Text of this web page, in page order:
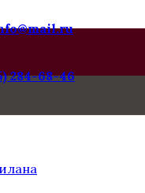
284-68-46